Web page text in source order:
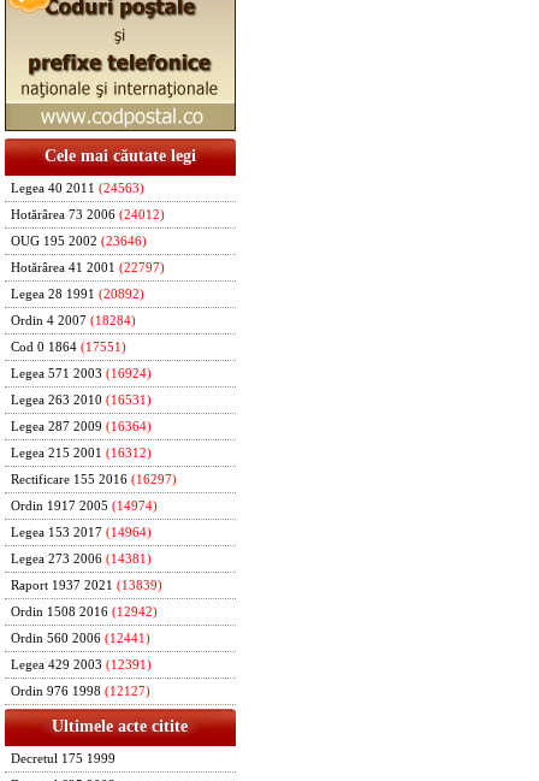
Cele mai căutate legi
Legea 40 2011 (24563)
Hotărârea 73 2006 (24012)
OUG 195 2002 (23646)
Hotărârea 41 2001 (22797)
Legea 28 1991 (20892)
Ordin 4 2007 (18284)
Cod 0 1864 (17551)
Legea 571 2003 (16924)
Legea 263 2010 (16531)
Legea 287 2009 (16364)
Legea 215 2001 (16312)
Rectificare 155 2016 (16297)
Ordin 1917 2005 (14974)
Legea 153 2017 (14964)
Legea 273 2006 (14381)
Raport 1937 2021 (13839)
Ordin 1508 2016 (12942)
Ordin 560 2006 (12441)
Legea 429 2003 (12391)
Ordin 976 1998 (12127)
Ultimele acte citite
Decretul 175 1999